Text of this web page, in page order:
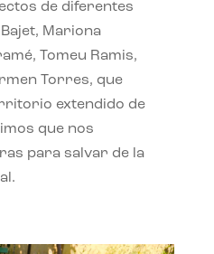
de diferentes
Mariona
Tomeu Ramis,
Torres, que
extendido de
que nos
para salvar de la